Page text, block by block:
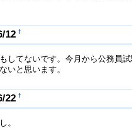
12 †
してないです。今月から公務員
いと思います。
22 †
。